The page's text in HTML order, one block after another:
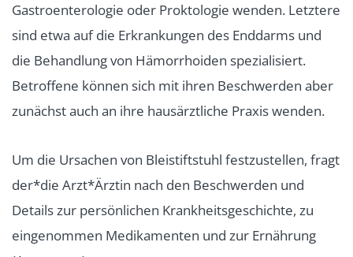
Gastroenterologie oder Proktologie wenden. Letztere
sind etwa auf die Erkrankungen des Enddarms und
die Behandlung von Hämorrhoiden spezialisiert.
Betroffene können sich mit ihren Beschwerden aber
zunächst auch an ihre hausärztliche Praxis wenden.
Um die Ursachen von Bleistiftstuhl festzustellen, fragt
der*die Arzt*Ärztin nach den Beschwerden und
Details zur persönlichen Krankheitsgeschichte, zu
eingenommen Medikamenten und zur Ernährung